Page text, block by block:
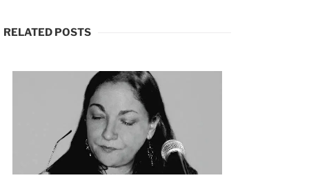
RELATED POSTS